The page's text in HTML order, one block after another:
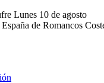
Lunes 10 de agosto
de Romancos